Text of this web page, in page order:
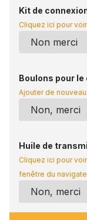
Kit de
Cliquez ici pour
Boulons pour
Ajouter de
Huile de
Cliquez ici pour
fenêtre du